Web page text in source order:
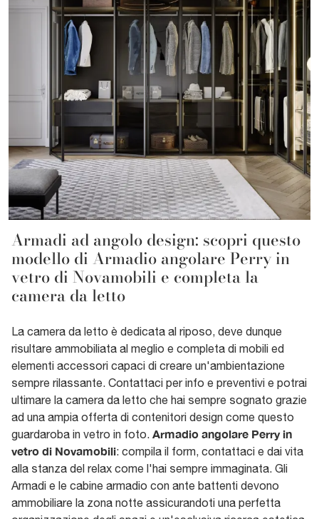
Armadi ad angolo design: scopri questo
modello di Armadio angolare Perry in
vetro di Novamobili e completa la
camera da letto
La camera da letto è dedicata al riposo, deve dunque
risultare ammobiliata al meglio e completa di mobili ed
elementi accessori capaci di creare un'ambientazione
sempre rilassante. Contattaci per info e preventivi e potrai
ultimare la camera da letto che hai sempre sognato grazie
ad una ampia offerta di contenitori design come questo
guardaroba in vetro in foto. Armadio angolare Perry in
vetro di Novamobili: compila il form, contattaci e dai vita
alla stanza del relax come l'hai sempre immaginata. Gli
Armadi e le cabine armadio con ante battenti devono
ammobiliare la zona notte assicurandoti una perfetta